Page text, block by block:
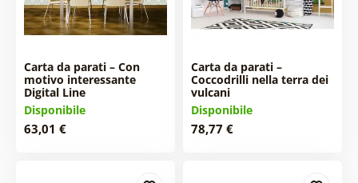
Carta da parati – Con
motivo interessante
Digital Line
Disponibile
63,01 €
Carta da parati –
Coccodrilli nella terra dei
vulcani
Disponibile
78,77 €